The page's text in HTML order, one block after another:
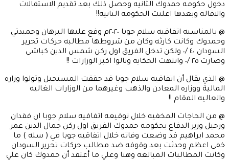
دخول حكومه حمدوك الثانيه وحصل ذلك بعد تقديم الاستقالات
والاقاله وبعدها اعلنت الحكومة الثانيه!!
@ بالمناسبه اتفاقيه سلام جوبا ٢٠٢٠م وقع عليها البرهان وحميدتي
وحمدوك وكانت كارثه وكان من شروطها مطالبه حركات تحرير
السودان ٤٠ /٠ ولكن تدخل الفريق اول ركن شمس الدين كباشي
وصارت ٢٥ /٠ وانتهت الحكايه ونالوا اكبر الوزارات !!
@ الذي يقال أن اتفاقيه سلام جوبا قد حققت المستحيل وتولوا وزاره
المالية ووزاره المعادن والذهب وغيرهما من الوزارات الغاليه
والعاليه المقام !!
@ من الحاجات المخفيه خلال توقيعه اتفاقيه سلام جوبا ان فقدان
ورحيل وزير الدفاع بحكومه حمدوك الفريق اول ركن جمال الدين عمر
محمد ابراهيم قد وضعت وفاته خلال اتفاقيه جوبا في ( سله ) ما
خفي اعظم وحدثت بعد وقوفه ضد مطالب حركات تحرير السودان
وكانت المطالبات المبالغه وهنا وعلي ما أعتقد أن حمدوك كان علي